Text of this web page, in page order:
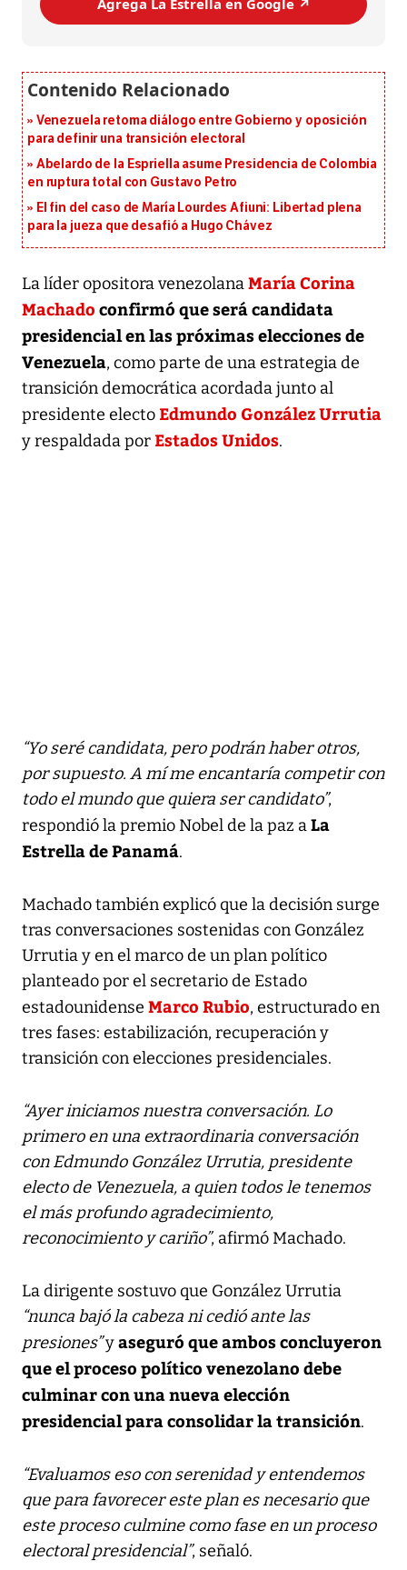
Agrega La Estrella en Google ↗️
Venezuela retoma diálogo entre Gobierno y oposición
para definir una transición electoral
Abelardo de la Espriella asume Presidencia de Colombia
en ruptura total con Gustavo Petro
El fin del caso de María Lourdes Afiuni: Libertad plena
para la jueza que desafió a Hugo Chávez
La líder opositora venezolanaMaría Corina
Machado confirmó que será candidata
presidencial en las próximas elecciones de
Venezuela, como parte de una estrategia de
transición democrática acordada junto al
presidente electo Edmundo González Urrutia
y respaldada por Estados Unidos.
“Yo seré candidata, pero podrán haber otros,
por supuesto. A mí me encantaría competir con
todo el mundo que quiera ser candidato”,
respondió la premio Nobel de la paz aLa
Estrella de Panamá.
Machado también explicó que la decisión surge
tras conversaciones sostenidas con González
Urrutia y en el marco de un plan político
planteado por el secretario de Estado
estadounidense Marco Rubio, estructurado en
tres fases: estabilización, recuperación y
transición con elecciones presidenciales.
“Ayer iniciamos nuestra conversación. Lo
primero en una extraordinaria conversación
con Edmundo González Urrutia, presidente
electo de Venezuela, a quien todos le tenemos
el más profundo agradecimiento,
reconocimiento y cariño”, afirmó Machado.
La dirigente sostuvo que González Urrutia
“nunca bajó la cabeza ni cedió ante las
presiones”yaseguró que ambos concluyeron
que el proceso político venezolano debe
culminar con una nueva elección
presidencial para consolidar la transición.
“Evaluamos eso con serenidad y entendemos
que para favorecer este plan es necesario que
este proceso culmine como fase en un proceso
electoral presidencial”, señaló.